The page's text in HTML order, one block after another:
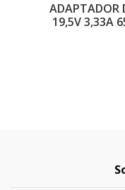
ADAPTADOR
19,5V 3,33A